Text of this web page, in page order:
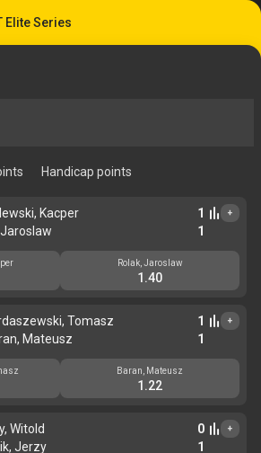
Elite Series
Handicap points
Kacper
1
Jaroslaw
1
+
Rolak, Jaroslaw
1.40
Tomasz
1
Mateusz
1
+
Baran, Mateusz
1.22
Witold
0
Jerzy
1
+